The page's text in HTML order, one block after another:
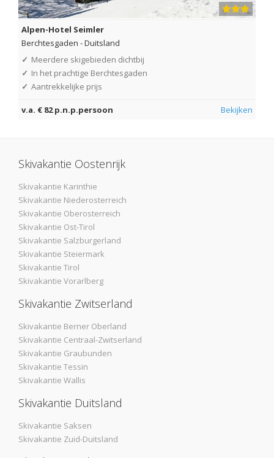
Alpen-Hotel Seimler
Berchtesgaden -Duitsland
✓ Meerdere skigebieden dichtbij
✓ In het prachtige Berchtesgaden
✓ Aantrekkelijke prijs
v.a. € 82 p.n.p.persoon Bekijken
Skivakantie Oostenrijk
Skivakantie Karinthie
Skivakantie Niederosterreich
Skivakantie Oberosterreich
Skivakantie Ost-Tirol
Skivakantie Salzburgerland
Skivakantie Steiermark
Skivakantie Tirol
Skivakantie Vorarlberg
Skivakantie Zwitserland
Skivakantie Berner Oberland
Skivakantie Centraal-Zwitserland
Skivakantie Graubunden
Skivakantie Tessin
Skivakantie Wallis
Skivakantie Duitsland
Skivakantie Saksen
Skivakantie Zuid-Duitsland